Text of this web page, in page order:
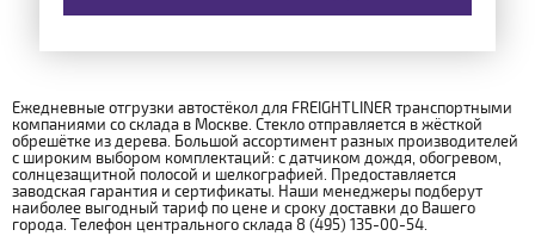
Ежедневные отгрузки автостёкол для FREIGHTLINER транспортными
компаниями со склада в Москве. Стекло отправляется в жёсткой
обрешётке из дерева. Большой ассортимент разных производителей
с широким выбором комплектаций: с датчиком дождя, обогревом,
солнцезащитной полосой и шелкографией. Предоставляется
заводская гарантия и сертификаты. Наши менеджеры подберут
наиболее выгодный тариф по цене и сроку доставки до Вашего
города. Телефон центрального склада 8 (495) 135-00-54.